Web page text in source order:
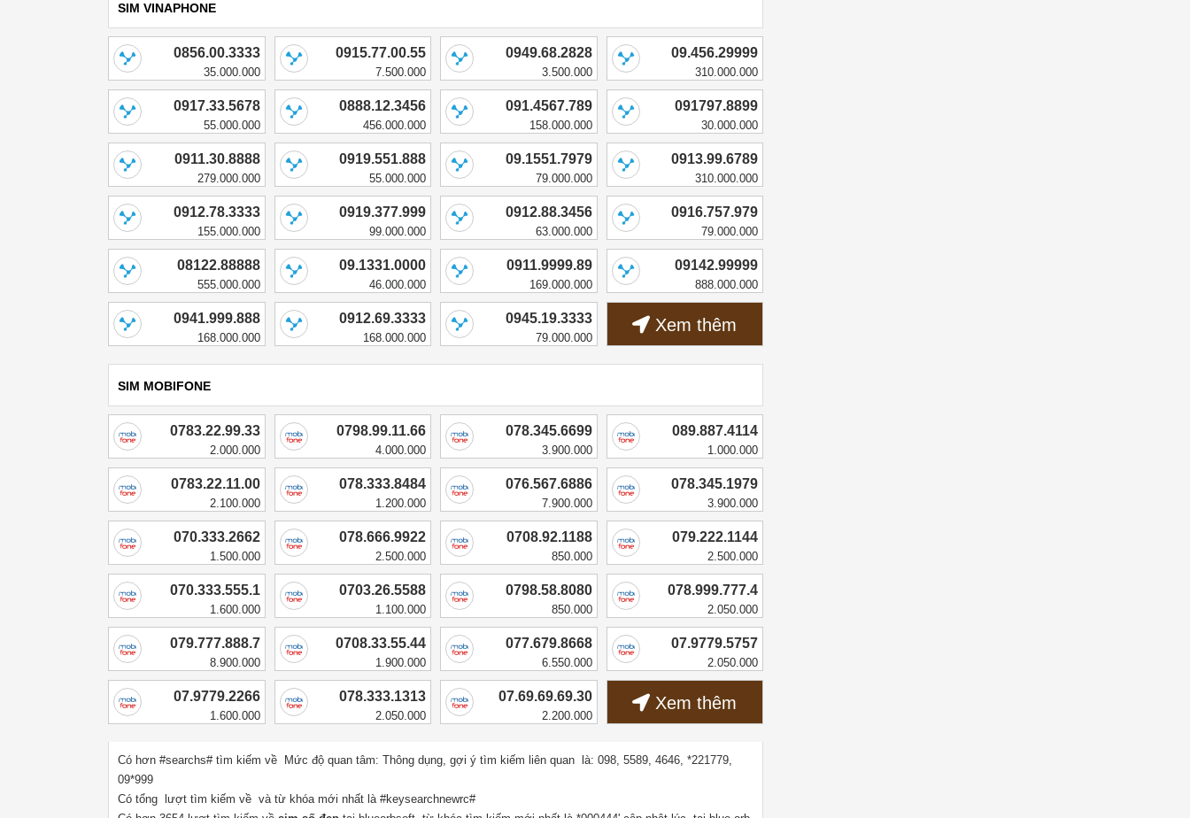
SIM VINAPHONE
0856.00.3333
35.000.000
0915.77.00.55
7.500.000
0949.68.2828
3.500.000
09.456.29999
310.000.000
0917.33.5678
55.000.000
0888.12.3456
456.000.000
091.4567.789
158.000.000
091797.8899
30.000.000
0911.30.8888
279.000.000
0919.551.888
55.000.000
09.1551.7979
79.000.000
0913.99.6789
310.000.000
0912.78.3333
155.000.000
0919.377.999
99.000.000
0912.88.3456
63.000.000
0916.757.979
79.000.000
08122.88888
555.000.000
09.1331.0000
46.000.000
0911.9999.89
169.000.000
09142.99999
888.000.000
0941.999.888
168.000.000
0912.69.3333
168.000.000
0945.19.3333
79.000.000
Xem thêm
SIM MOBIFONE
0783.22.99.33
2.000.000
0798.99.11.66
4.000.000
078.345.6699
3.900.000
089.887.4114
1.000.000
0783.22.11.00
2.100.000
078.333.8484
1.200.000
076.567.6886
7.900.000
078.345.1979
3.900.000
070.333.2662
1.500.000
078.666.9922
2.500.000
0708.92.1188
850.000
079.222.1144
2.500.000
070.333.555.1
1.600.000
0703.26.5588
1.100.000
0798.58.8080
850.000
078.999.777.4
2.050.000
079.777.888.7
8.900.000
0708.33.55.44
1.900.000
077.679.8668
6.550.000
07.9779.5757
2.050.000
07.9779.2266
1.600.000
078.333.1313
2.050.000
07.69.69.69.30
2.200.000
Xem thêm
Có hơn #searchs# tìm kiếm về Mức độ quan tâm: Thông dụng, gợi ý tìm kiếm liên quan là: 098, 5589, 4646, *221779,
09*999
Có tổng lượt tìm kiếm về và từ khóa mới nhất là #keysearchnewrc#